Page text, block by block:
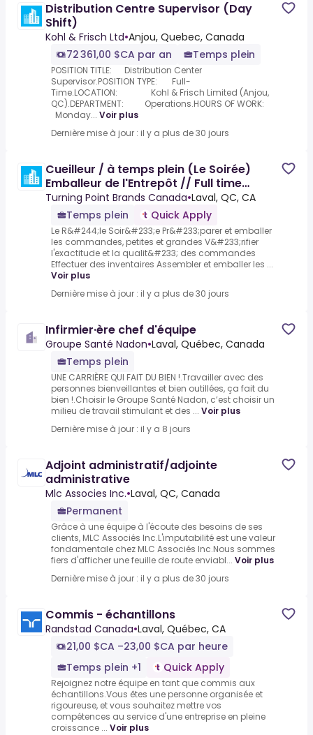
Distribution Centre Supervisor (Day
Shift)
Kohl & Frisch Ltd•Anjou, Quebec, Canada
72 361,00 $CA par an
Temps plein
POSITION TITLE: Distribution Center
Supervisor.POSITION TYPE: Full-
Time.LOCATION: Kohl & Frisch Limited (Anjou,
QC).DEPARTMENT: Operations.HOURS OF WORK:
Monday... Voir plus
Dernière mise à jour : il y a plus de 30 jours
Cueilleur / à temps plein (Le Soirée)
Emballeur de l'Entrepôt // Full time
Evening Warehouse
Turning Point Brands Canada•Laval, QC, CA
Temps plein
Quick Apply
Le R&#244;le Soir&#233;e Pr&#233;parer et emballer
les commandes, petites et grandes V&#233;rifier
l'exactitude et la qualit&#233; des commandes
Effectuer des inventaires Assembler et emballer les ...
Voir plus
Dernière mise à jour : il y a plus de 30 jours
Infirmier·ère chef d'équipe
Groupe Santé Nadon•Laval, Québec, Canada
Temps plein
UNE CARRIÈRE QUI FAIT DU BIEN !.Travailler avec des
personnes bienveillantes et bien outillées, ça fait du
bien !.Choisir le Groupe Santé Nadon, c’est choisir un
milieu de travail stimulant et des ... Voir plus
Dernière mise à jour : il y a 8 jours
Adjoint administratif/adjointe
administrative
Mlc Associes Inc.•Laval, QC, Canada
Permanent
Grâce à une équipe à l'écoute des besoins de ses
clients, MLC Associés Inc.L'imputabilité est une valeur
fondamentale chez MLC Associés Inc.Nous sommes
fiers d'afficher une feuille de route enviabl... Voir plus
Dernière mise à jour : il y a plus de 30 jours
Commis - échantillons
Randstad Canada•Laval, Québec, CA
21,00 $CA –23,00 $CA par heure
Temps plein +1
Quick Apply
Rejoignez notre équipe en tant que commis aux
échantillons.Vous êtes une personne organisée et
rigoureuse, et vous souhaitez mettre vos
compétences au service d'une entreprise en pleine
croissance ... Voir plus